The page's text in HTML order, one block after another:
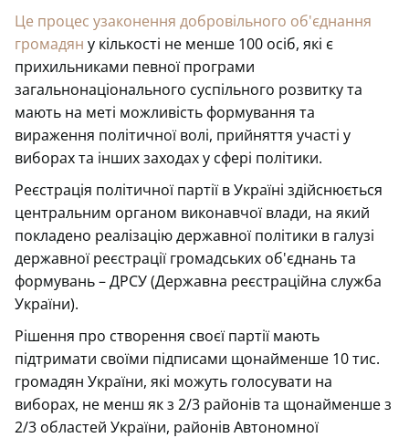
Це процес узаконення добровільного об'єднання
громадян у кількості не менше 100 осіб, які є
прихильниками певної програми
загальнонаціонального суспільного розвитку та
мають на меті можливість формування та
вираження політичної волі, прийняття участі у
виборах та інших заходах у сфері політики.
Реєстрація політичної партії в Україні здійснюється
центральним органом виконавчої влади, на який
покладено реалізацію державної політики в галузі
державної реєстрації громадських об'єднань та
формувань – ДРСУ (Державна реєстраційна служба
України).
Рішення про створення своєї партії мають
підтримати своїми підписами щонайменше 10 тис.
громадян України, які можуть голосувати на
виборах, не менш як з 2/3 районів та щонайменше з
2/3 областей України, районів Автономної